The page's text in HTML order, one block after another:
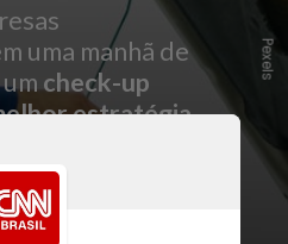
uma manhã de
check-up
estratégia
seu veículo
Pexels